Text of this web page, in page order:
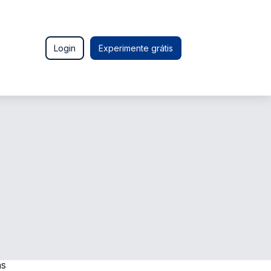
Login Experimente grátis